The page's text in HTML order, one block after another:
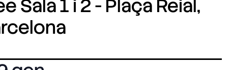
Sala 1 i 2 - Plaça Reial,